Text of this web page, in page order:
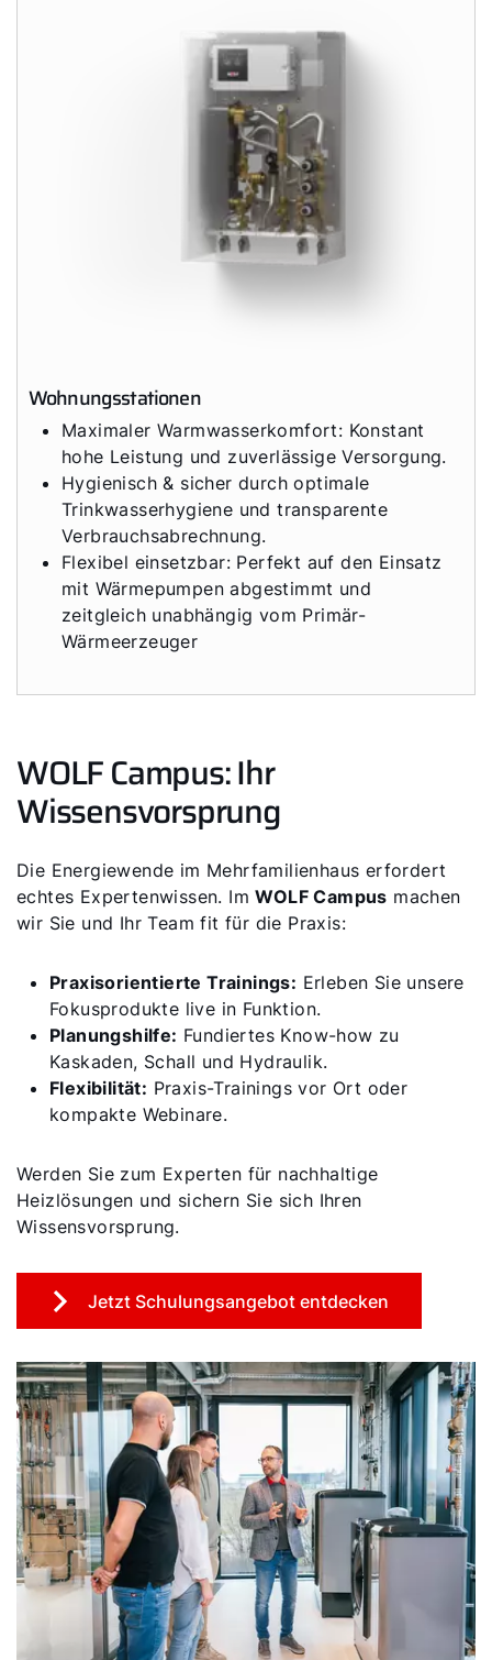
Wohnungsstationen
Maximaler Warmwasserkomfort: Konstant
hohe Leistung und zuverlässige Versorgung.
Hygienisch & sicher durch optimale
Trinkwasserhygiene und transparente
Verbrauchsabrechnung.
Flexibel einsetzbar: Perfekt auf den Einsatz
mit Wärmepumpen abgestimmt und
zeitgleich unabhängig vom Primär-
Wärmeerzeuger
WOLF Campus: Ihr
Wissensvorsprung
Die Energiewende im Mehrfamilienhaus erfordert
echtes Expertenwissen. ImWOLF Campus machen
wir Sie und Ihr Team fit für die Praxis:
Praxisorientierte Trainings: Erleben Sie unsere
Fokusprodukte live in Funktion.
Planungshilfe: Fundiertes Know-how zu
Kaskaden, Schall und Hydraulik.
Flexibilität: Praxis-Trainings vor Ort oder
kompakte Webinare.
Werden Sie zum Experten für nachhaltige
Heizlösungen und sichern Sie sich Ihren
Wissensvorsprung.
Jetzt Schulungsangebot entdecken
Gipfelstürmer Partnerprogramm
WOLF Seminare